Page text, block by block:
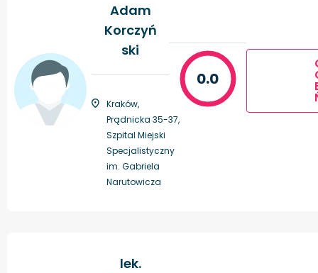
Adam
Korczyń
ski
Kraków,
Prądnicka 35-37,
Szpital Miejski
Specjalistyczny
im. Gabriela
Narutowicza
0.0
lek.